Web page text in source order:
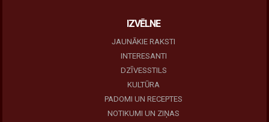
IZVĒLNE
JAUNĀKIE RAKSTI
INTERESANTI
DZĪVESSTILS
KULTŪRA
PADOMI UN RECEPTES
NOTIKUMI UN ZIŅAS